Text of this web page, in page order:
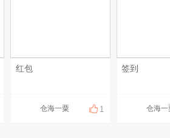
红包
仓海一粟 1
签到
仓海一